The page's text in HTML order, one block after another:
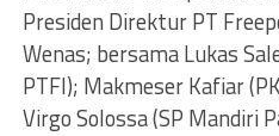
Presiden Direktur PT
Wenas; bersama Lukas
PTFI); Makmeser Kafiar
Virgo Solossa (SP Mandiri